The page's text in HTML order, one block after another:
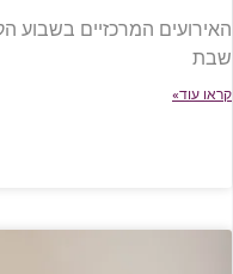
האירועים המרכזיים בשבוע
שבת
קראו עוד»